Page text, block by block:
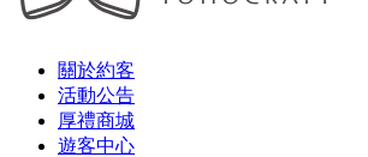
關於約客
活動公告
厚禮商城
遊客中心